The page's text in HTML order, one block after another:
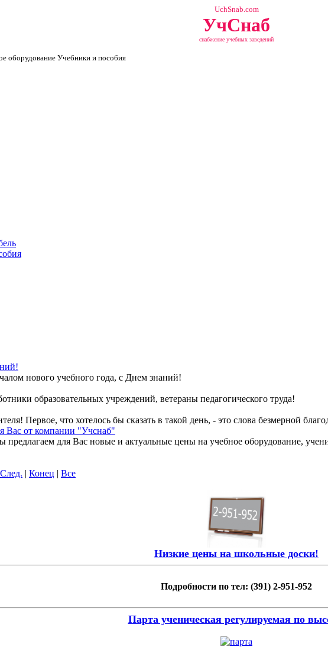
UchSnab.com
УчСнаб
снабжение учебных заведений
оборудование Учебники и пособия
нового учебного года, с Днем знаний!
образовательных учреждений, ветераны педагогического труда!
Первое, что хотелось бы сказать в такой день, - это слова безмерной
Вас от компании "Учснаб"
предлагаем для Вас новые и актуальные цены на учебное оборудование,
След. | Конец | Все
Низкие цены на школьные доски!
Подробности по тел: (391) 2-951-952
Парта ученическая регулируемая по